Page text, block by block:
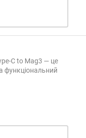
C to Mag3 — це
функціональний